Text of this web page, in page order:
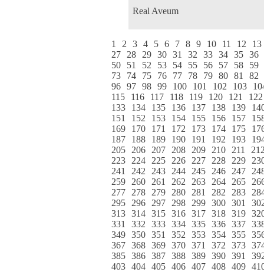
Real Aveum
1 2 3 4 5 6 7 8 9 10 11 12
13
27
28 29 30 31 32 33 34 35 36
50
51 52 53 54 55 56 57 58
59
73
74 75 76 77 78 79 80 81
82
96 97 98 99 100 101 102 103
115
116 117 118 119 120 121
122
133
134 135 136 137 138 139
151
152 153 154 155 156 157
169
170 171 172 173 174 175
187
188 189 190 191 192 193
205
206 207 208 209 210 211
223
224 225 226 227 228 229
241
242 243 244 245 246 247
259
260 261 262 263 264 265
277
278 279 280 281 282 283
295
296 297 298 299 300 301
313 314 315 316 317 318 319
331
332 333 334 335 336 337
349 350 351 352 353 354 355
367 368 369 370 371 372 373
385 386 387 388 389 390 391
403 404 405 406 407 408 409